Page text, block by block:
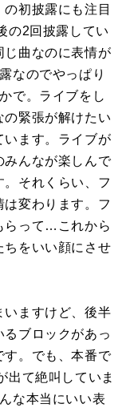
初披露にも注目
の2回披露してい
じ曲なのに表情が
なのでやっぱり
で。ライブをし
緊張が解けたい
います。ライブが
みんなが楽しんで
。それくらい、フ
変わります。フ
らって…これから
ちをいい顔にさせ
いますけど、後半
ブロックがあっ
す。でも、本番で
出て絶叫していま
な本当にいい表